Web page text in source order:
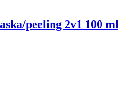
peeling 2v1 100 ml